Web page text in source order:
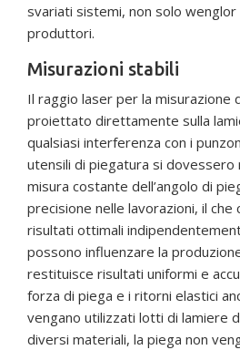
svariati sistemi, non solo wenglor
produttori.
Misurazioni stabili
Il raggio laser per la misurazione
proiettato direttamente sulla
qualsiasi interferenza con i
utensili di piegatura si dovessero
misura costante dell’angolo di
precisione nelle lavorazioni, il
risultati ottimali
possono influenzare la
restituisce risultati uniformi e
forza di piega e i ritorni elastici
vengano utilizzati lotti di lamiere
diversi materiali, la piega non